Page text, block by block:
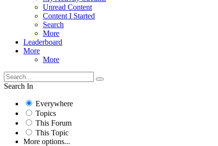
Unread Content
Content I Started
Search
More
Leaderboard
More
More
Search In
Everywhere
Topics
This Forum
This Topic
More options...